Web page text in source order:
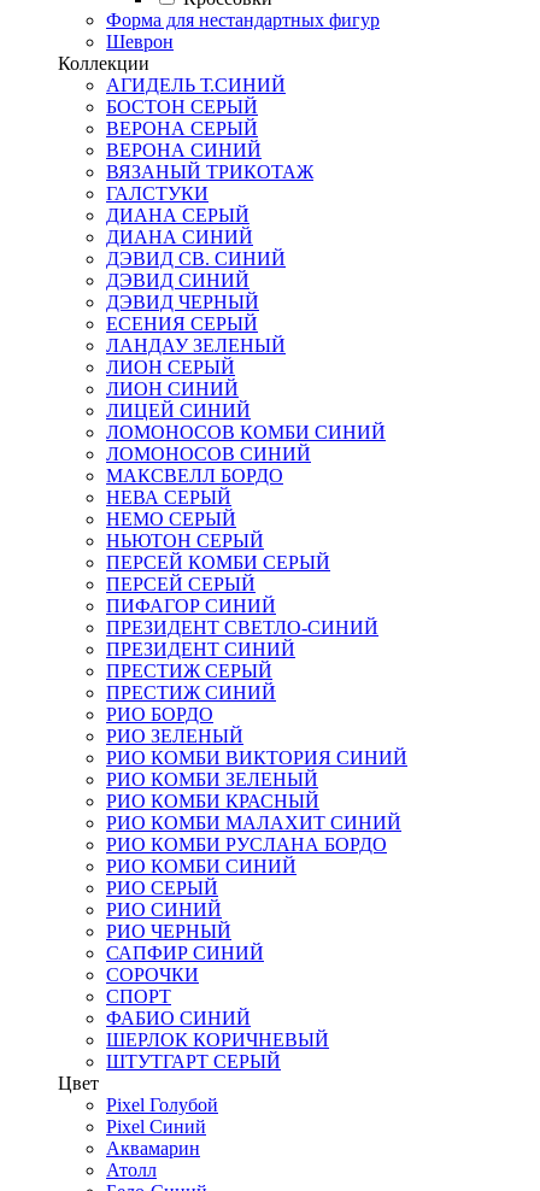
Форма для нестандартных фигур
Шеврон
Коллекции
АГИДЕЛЬ Т.СИНИЙ
БОСТОН СЕРЫЙ
ВЕРОНА СЕРЫЙ
ВЕРОНА СИНИЙ
ВЯЗАНЫЙ ТРИКОТАЖ
ГАЛСТУКИ
ДИАНА СЕРЫЙ
ДИАНА СИНИЙ
ДЭВИД СВ. СИНИЙ
ДЭВИД СИНИЙ
ДЭВИД ЧЕРНЫЙ
ЕСЕНИЯ СЕРЫЙ
ЛАНДАУ ЗЕЛЕНЫЙ
ЛИОН СЕРЫЙ
ЛИОН СИНИЙ
ЛИЦЕЙ СИНИЙ
ЛОМОНОСОВ КОМБИ СИНИЙ
ЛОМОНОСОВ СИНИЙ
МАКСВЕЛЛ БОРДО
НЕВА СЕРЫЙ
НЕМО СЕРЫЙ
НЬЮТОН СЕРЫЙ
ПЕРСЕЙ КОМБИ СЕРЫЙ
ПЕРСЕЙ СЕРЫЙ
ПИФАГОР СИНИЙ
ПРЕЗИДЕНТ СВЕТЛО-СИНИЙ
ПРЕЗИДЕНТ СИНИЙ
ПРЕСТИЖ СЕРЫЙ
ПРЕСТИЖ СИНИЙ
РИО БОРДО
РИО ЗЕЛЕНЫЙ
РИО КОМБИ ВИКТОРИЯ СИНИЙ
РИО КОМБИ ЗЕЛЕНЫЙ
РИО КОМБИ КРАСНЫЙ
РИО КОМБИ МАЛАХИТ СИНИЙ
РИО КОМБИ РУСЛАНА БОРДО
РИО КОМБИ СИНИЙ
РИО СЕРЫЙ
РИО СИНИЙ
РИО ЧЕРНЫЙ
САПФИР СИНИЙ
СОРОЧКИ
СПОРТ
ФАБИО СИНИЙ
ШЕРЛОК КОРИЧНЕВЫЙ
ШТУТГАРТ СЕРЫЙ
Цвет
Pixel Голубой
Pixel Синий
Аквамарин
Атолл